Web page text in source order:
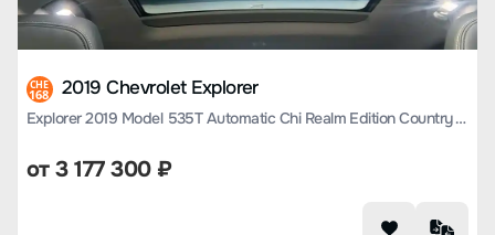
CHE
168 2019 Chevrolet Explorer
Explorer 2019 Model 535T Automatic Chi Realm Edition Country VI
от3 177 300₽